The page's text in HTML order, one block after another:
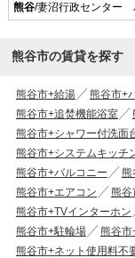
熊谷/妻沼行政センター
熊谷市の賃貸を探す
熊谷市+給湯 熊谷市+
熊谷市+追焚機能浴室
熊谷市+シャワー付洗面
熊谷市+システムキッチ
熊谷市+バルコニー
熊
熊谷市+エアコン
熊谷
熊谷市+TVインターホン
熊谷市+駐輪場
熊谷市
熊谷市+ネット使用料不